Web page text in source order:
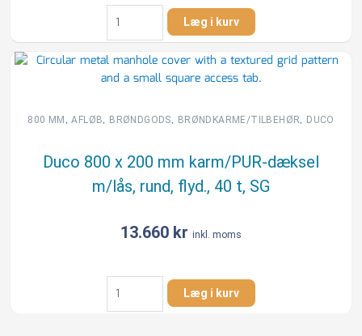
Duco
800
x
165
mm
dæksel
firk.,
fast,
40
antal
Læg i kurv
800 MM ,AFLØB, BRØNDGODS, BRØNDKARME/TILBEHØR, DUCO
Duco 800 x 200 mm karm/PUR-dæksel
m/lås, rund, flyd., 40 t, SG
13.660 kr inkl. moms
Duco
800
x
Læg i kurv